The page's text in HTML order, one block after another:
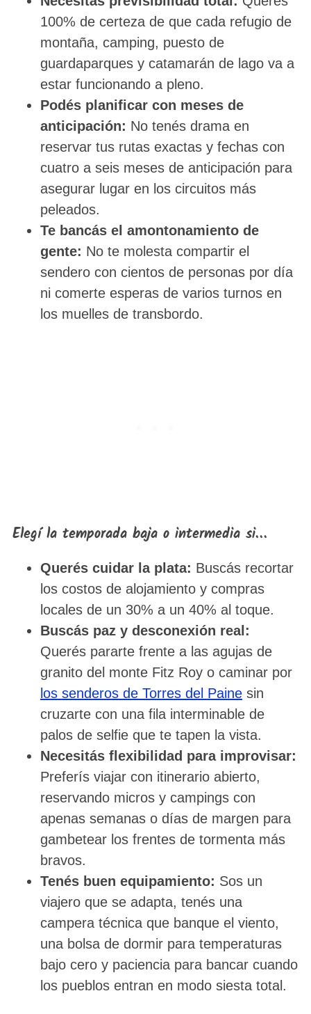
100% de certeza de que cada refugio de
montaña, camping, puesto de
guardaparques y catamarán de lago va a
estar funcionando a pleno.
Podés planificar con meses de
anticipación: No tenés drama en
reservar tus rutas exactas y fechas con
cuatro a seis meses de anticipación para
asegurar lugar en los circuitos más
peleados.
Te bancás el amontonamiento de
gente: No te molesta compartir el
sendero con cientos de personas por día
ni comerte esperas de varios turnos en
los muelles de transbordo.
Elegí la temporada baja o intermedia si…
Querés cuidar la plata: Buscás recortar
los costos de alojamiento y compras
locales de un 30% a un 40% al toque.
Buscás paz y desconexión real:
Querés pararte frente a las agujas de
granito del monte Fitz Roy o caminar por
los senderos de Torres del Painesin
cruzarte con una fila interminable de
palos de selfie que te tapen la vista.
Necesitás flexibilidad para improvisar:
Preferís viajar con itinerario abierto,
reservando micros y campings con
apenas semanas o días de margen para
gambetear los frentes de tormenta más
bravos.
Tenés buen equipamiento: Sos un
viajero que se adapta, tenés una
campera técnica que banque el viento,
una bolsa de dormir para temperaturas
bajo cero y paciencia para bancar cuando
los pueblos entran en modo siesta total.